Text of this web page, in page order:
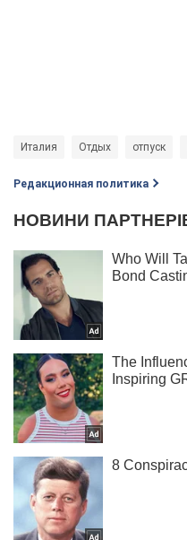
Италия Отдых отпуск
Редакционная политика